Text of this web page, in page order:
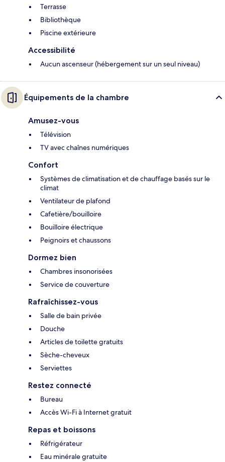
Terrasse
Bibliothèque
Piscine extérieure
Accessibilité
Aucun ascenseur (hébergement sur un seul niveau)
Équipements de la chambre
Amusez-vous
Télévision
TV avec chaînes numériques
Confort
Systèmes de climatisation et de chauffage basés sur le
climat
Ventilateur de plafond
Cafetière/bouilloire
Bouilloire électrique
Peignoirs et chaussons
Dormez bien
Chambres insonorisées
Service de couverture
Rafraîchissez-vous
Salle de bain privée
Douche
Articles de toilette gratuits
Sèche-cheveux
Serviettes
Restez connecté
Bureau
Accès Wi-Fi à Internet gratuit
Repas et boissons
Réfrigérateur
Eau minérale gratuite